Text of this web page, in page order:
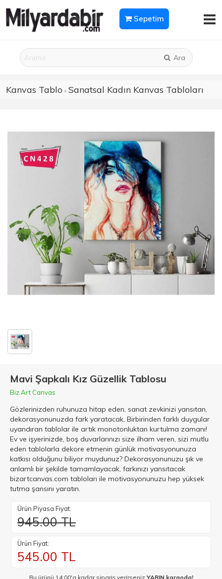
Sepetim
Ara
Kanvas Tablo»Sanatsal Kadın Kanvas Tabloları
Mavi Şapkalı Kız Güzellik Tablosu
Biz Art Canvas
Gözlerinizden ruhunuza hitap eden, sanat zevkinizi yansıtan,
dekorasyonunuzda fark yaratacak, Birbirinden farklı duygular
uyandıran tablolar ile artık monotonluktan kurtulma zamanı!
Ev ve işyerinizde, boş duvarlarınızı size ilham veren, sizi mutlu
eden tablolarla dekore etmenin günlük motivasyonunuza
katkısı olduğunu biliyor muydunuz? Dekorasyonunuzu şık ve
anlamlı bir şekilde tamamlayacak, farkınızı yansıtacak
bizartcanvas.com tabloları ile motivasyonunuzu hep yüksek
tutma şansını yaratın.
Ürün Piyasa Fiyat:
945.00 TL
Ürün Fiyat:
545.00 TL
Bu ürünü 14:00'a kadar sipariş verirsenizYARIN kargoda!